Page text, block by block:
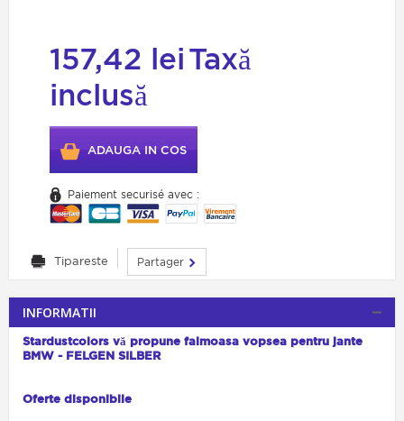
157,42 leiTaxă
inclusă
ADAUGA IN COS
Paiement securisé avec :
Tipareste Partager
INFORMATII
Stardustcolors vă propune faimoasa vopsea pentru jante
BMW - FELGEN SILBER
Oferte disponibile